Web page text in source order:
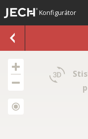
Konfigurátor